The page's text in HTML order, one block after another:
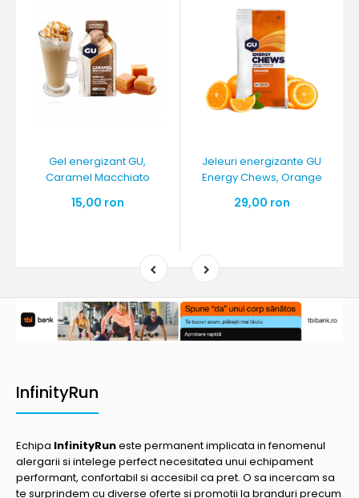
Gel energizant GU,
Caramel Macchiato
15,00 ron
Jeleuri energizante GU
Energy Chews, Orange
29,00 ron
InfinityRun
Echipa InfinityRuneste permanent implicata in fenomenul
alergarii si intelege perfect necesitatea unui echipament
performant, confortabil si accesibil ca pret. O sa incercam sa
te surprindem cu diverse oferte si promotii la branduri precum